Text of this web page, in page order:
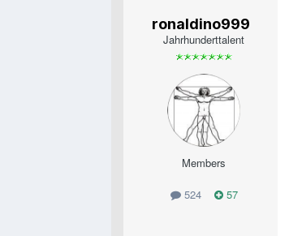
ronaldino999
Jahrhunderttalent
Members
524 57